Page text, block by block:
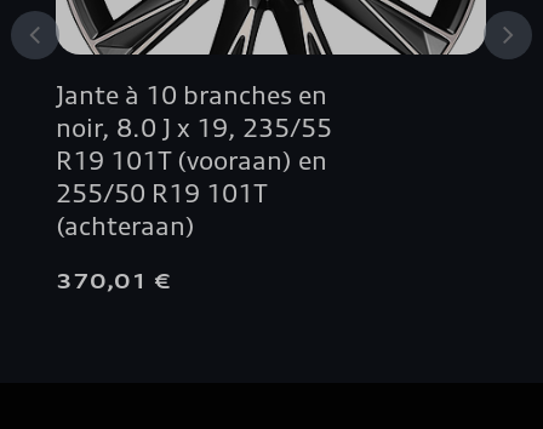
A5 AVANT
A5 BERLINE
A5 CABRIOLET
Jante à 10 branches en
noir, 8.0 J x 19, 235/55
R19 101T (vooraan) en
255/50 R19 101T
(achteraan)
370,01 €